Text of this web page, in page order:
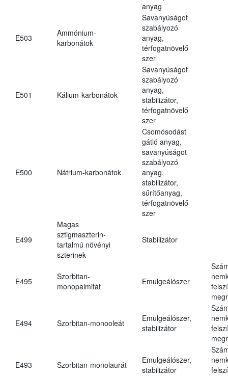
anyag
E503
Ammónium-
karbonátok
Savanyúságot
szabályozó
anyag,
térfogatnövelő
szer
E501 Kálium-karbonátok
Savanyúságot
szabályozó
anyag,
stabilizátor,
térfogatnövelő
szer
E500 Nátrium-karbonátok
Csomósodást
gátló anyag,
savanyúságot
szabályozó
anyag,
stabilizátor,
sűrítőanyag,
térfogatnövelő
szer
E499
Magas
sztigmaszterin-
tartalmú növényi
szterinek
Stabilizátor
E495
Szorbitan-
monopalmitát
Emulgeálószer
E494 Szorbitan-monooleát
Emulgeálószer,
stabilizátor
E493 Szorbitan-monolaurát
Emulgeálószer,
stabilizátor